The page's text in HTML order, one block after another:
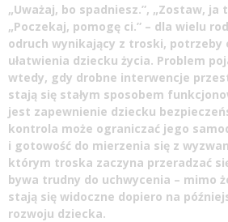
„Uważaj, bo spadniesz.”, „Zostaw, ja
„Poczekaj, pomogę ci.” – dla wielu
odruch wynikający z troski, potrzeby
ułatwienia dziecku życia. Problem
wtedy, gdy drobne interwencje
stają się stałym sposobem
jest zapewnienie dziecku
kontrola może ograniczać jego
i gotowość do mierzenia się z
którym troska zaczyna przeradzać
bywa trudny do uchwycenia – mimo
stają się widoczne dopiero na
rozwoju dziecka.